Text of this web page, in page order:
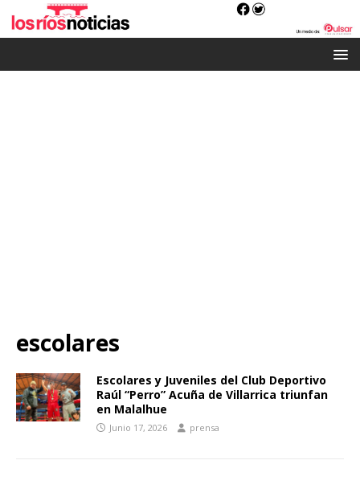
escolares
Escolares y Juveniles del Club Deportivo
Raúl “Perro” Acuña de Villarrica triunfan
en Malalhue
Junio 17, 2026 prensa